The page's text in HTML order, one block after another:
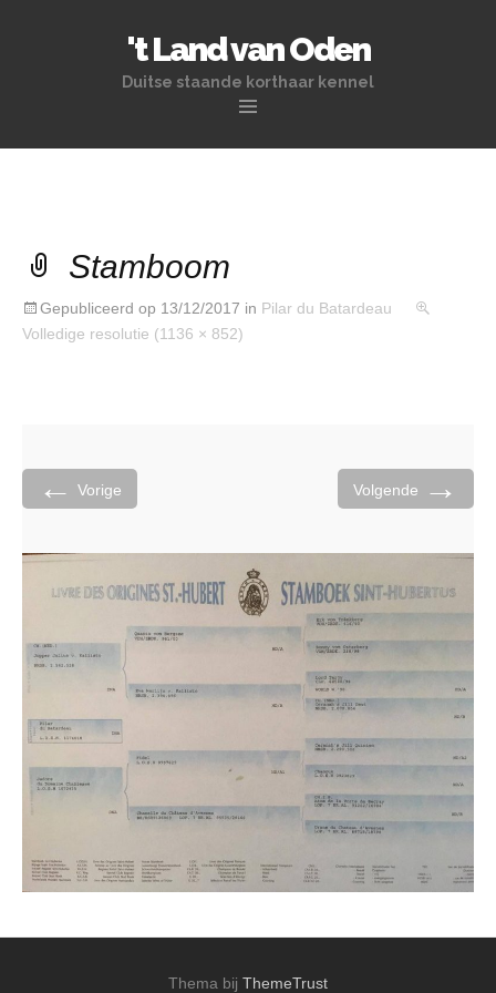
't Land van Oden
Duitse staande korthaar kennel
Stamboom
Gepubliceerd op 13/12/2017 in Pilar du Batardeau
Volledige resolutie (1136 × 852)
← Vorige Volgende →
Thema bij ThemeTrust